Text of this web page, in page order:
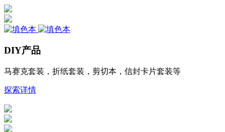
DIY产品
马赛克套装，折纸套装，剪切本，信封卡片套装等
探索详情